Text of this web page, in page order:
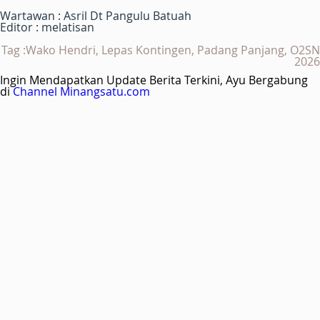
Wartawan : Asril Dt Pangulu Batuah
Editor : melatisan
Tag :Wako Hendri, Lepas Kontingen, Padang Panjang, O2SN
2026
Ingin Mendapatkan Update Berita Terkini, Ayu Bergabung
diChannel Minangsatu.com